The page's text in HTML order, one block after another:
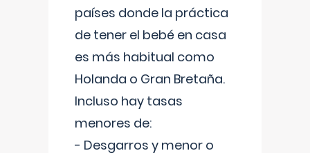
países donde la práctica
de tener el bebé en casa
es más habitual como
Holanda o Gran Bretaña.
Incluso hay tasas
menores de:
- Desgarros y menor o